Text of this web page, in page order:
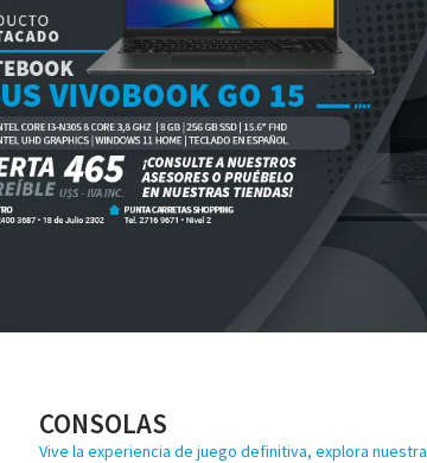
CONSOLAS
Vive la experiencia de juego definitiva, explora nuestra